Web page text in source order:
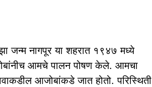
जन्म नागपूर या शहरात १९४७ मध्ये
आमचे पालन पोषण केले. आमचा
आजोबांकडे जात होतो. परिस्थिती